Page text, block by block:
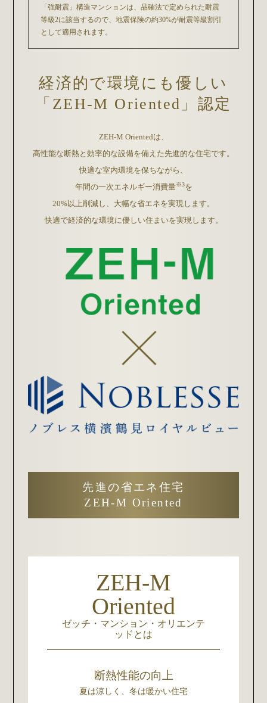
「強耐震」構造マンションは、品確法で定められた耐震
等級2に該当するので、地震保険の約30%が耐震等級割引
として適用されます。
経済的で環境にも優しい
「ZEH-M Oriented」 認定
ZEH-M Orientedは、
高性能な断熱と効率的な設備を備えた先進的な住宅です。
快適な室内環境を保ちながら、
年間の一次エネルギー消費量※3を
20%以上削減し、 大幅な省エネを実現します。
快適で経済的な環境に優しい住まいを実現します。
先進の省エネ住宅
ZEH-M Oriented
ZEH-M
Oriented
ゼッチ・マンション・オリエンテ
ッドとは
断熱性能の向上
夏は涼しく、冬は暖かい住宅